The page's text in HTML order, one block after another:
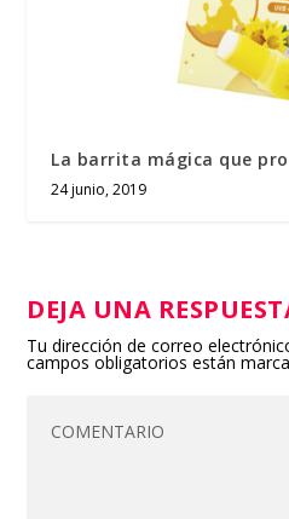
La barrita mágica que
24 junio, 2019
DEJA UNA
Tu dirección de correo
campos obligatorios están